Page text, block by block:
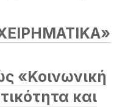
«Κοινωνική
και